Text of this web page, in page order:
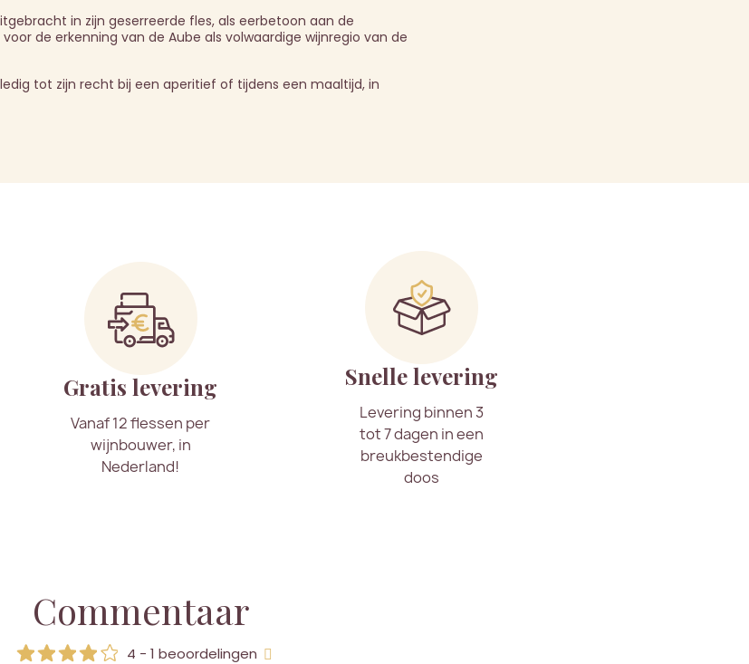
in zijn geserreerde fles, als eerbetoon aan de
voor de erkenning van de Aube als volwaardige wijnregio van de
tot zijn recht bij een aperitief of tijdens een maaltijd, in
Gratis levering
Vanaf 12 flessen per
wijnbouwer, in
Nederland!
Snelle levering
Levering binnen 3
tot 7 dagen in een
breukbestendige
doos
Commentaar
4 - 1 beoordelingen